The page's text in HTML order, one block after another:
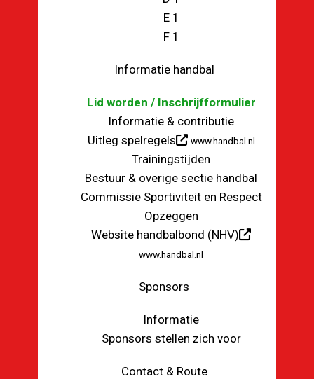
E 1
F 1
Informatie handbal
Lid worden / Inschrijfformulier
Informatie & contributie
Uitleg spelregels
www.handbal.nl
Trainingstijden
Bestuur & overige sectie handbal
Commissie Sportiviteit en Respect
Opzeggen
Website handbalbond (NHV)
www.handbal.nl
Sponsors
Informatie
Sponsors stellen zich voor
Contact & Route